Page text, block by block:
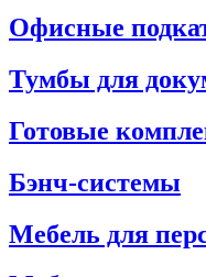
Офисные
Тумбы для
Готовые
Бэнч-системы
Мебель для